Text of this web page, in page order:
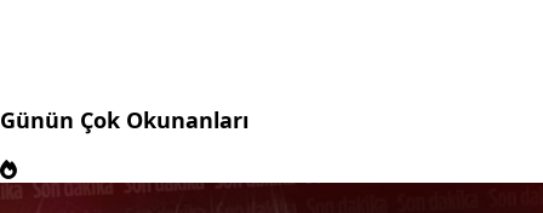
Günün Çok Okunanları